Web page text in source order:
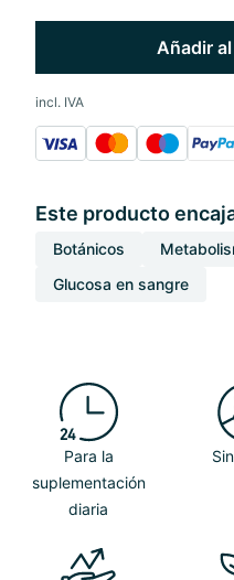
Añadir
incl. IVA
Este producto
Botánicos
Glucosa en sangre
Para la
suplementación
diaria